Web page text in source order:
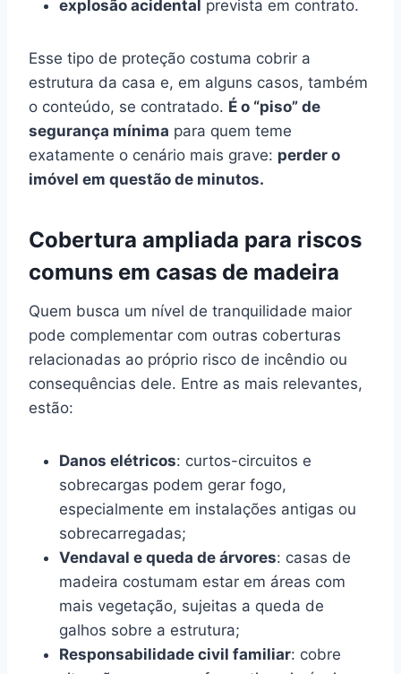
explosão acidental prevista em contrato.
Esse tipo de proteção costuma cobrir a
estrutura da casa e, em alguns casos, também
o conteúdo, se contratado. É o “piso” de
segurança mínima para quem teme
exatamente o cenário mais grave: perder o
imóvel em questão de minutos.
Cobertura ampliada para riscos
comuns em casas de madeira
Quem busca um nível de tranquilidade maior
pode complementar com outras coberturas
relacionadas ao próprio risco de incêndio ou
consequências dele. Entre as mais relevantes,
estão:
Danos elétricos: curtos-circuitos e
sobrecargas podem gerar fogo,
especialmente em instalações antigas ou
sobrecarregadas;
Vendaval e queda de árvores: casas de
madeira costumam estar em áreas com
mais vegetação, sujeitas a queda de
galhos sobre a estrutura;
Responsabilidade civil familiar: cobre